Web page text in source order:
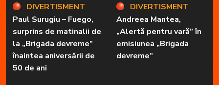
DIVERTISMENT
Paul Surugiu – Fuego,
surprins de matinalii de
la „Brigada devreme”
înaintea aniversării de
50 de ani
DIVERTISMENT
Andreea Mantea,
„Alertă pentru vară” în
emisiunea „Brigada
devreme”